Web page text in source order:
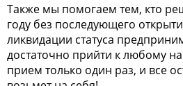
Также мы помогаем тем, кто
году без последующего
ликвидации статуса
достаточно прийти к любому
прием только один раз, и все